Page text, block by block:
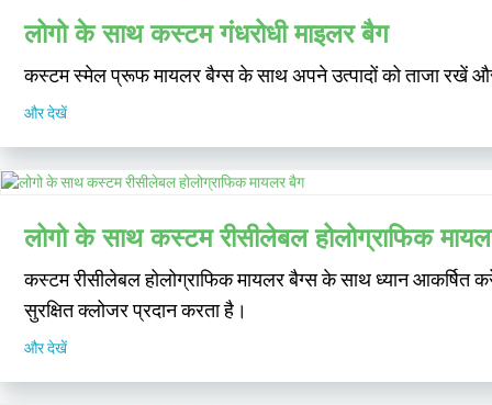
लोगो के साथ कस्टम गंधरोधी माइलर बैग
कस्टम स्मेल प्रूफ मायलर बैग्स के साथ अपने उत्पादों को ताजा रखें
और देखें
लोगो के साथ कस्टम रीसीलेबल होलोग्राफिक
कस्टम रीसीलेबल होलोग्राफिक मायलर बैग्स के साथ ध्यान आकर्षित
सुरक्षित क्लोजर प्रदान करता है।
और देखें